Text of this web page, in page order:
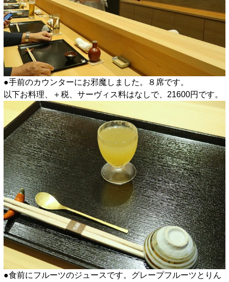
●手前のカウンターにお邪魔しました。８席です。
以下お料理、＋税、サーヴィス料はなしで、21600円です。
●食前にフルーツのジュースです。グレープフルーツとりん